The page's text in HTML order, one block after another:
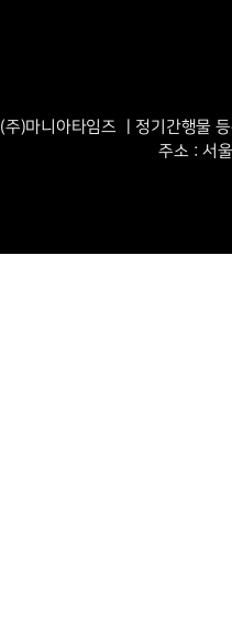
(주)마니아타임즈 ㅣ정기간행물
주소 : 서